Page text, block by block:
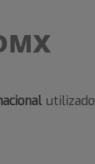
utilizado